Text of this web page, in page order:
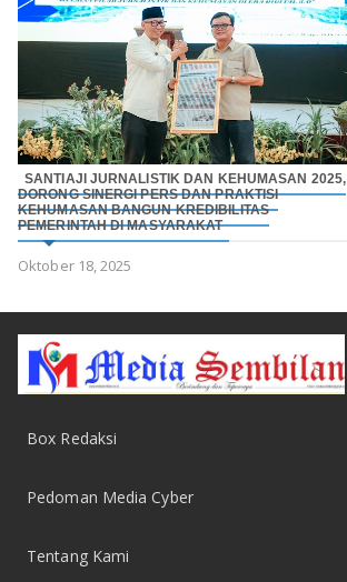
SANTIAJI JURNALISTIK DAN KEHUMASAN 2025,
DORONG SINERGI PERS DAN PRAKTISI
KEHUMASAN BANGUN KREDIBILITAS
PEMERINTAH DI MASYARAKAT
Oktober 18, 2025
Box Redaksi
Pedoman Media Cyber
Tentang Kami